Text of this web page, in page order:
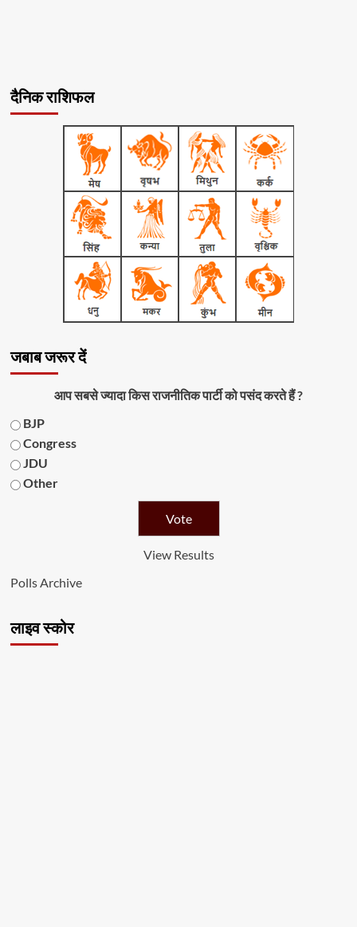
दैनिक राशिफल
जबाब जरूर दें
आप सबसे ज्यादा किस राजनीतिक पार्टी को पसंद करते हैं ?
BJP
Congress
JDU
Other
View Results
Polls Archive
लाइव स्कोर